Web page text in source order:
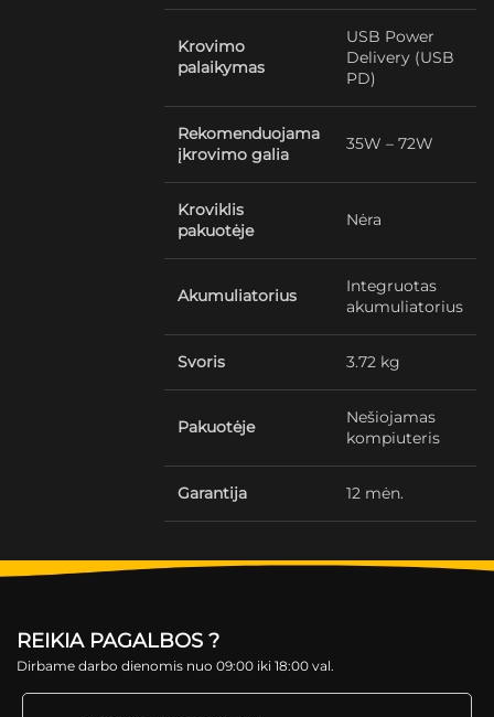
Krovimo
palaikymas
USB Power
Delivery (USB
PD)
Rekomenduojama
įkrovimo galia
35W – 72W
Kroviklis
pakuotėje
Nėra
Akumuliatorius
Integruotas
akumuliatorius
Svoris 3.72 kg
Pakuotėje
Nešiojamas
kompiuteris
Garantija 12 mėn.
REIKIA PAGALBOS ?
Dirbame darbo dienomis nuo 09:00 iki 18:00 val.